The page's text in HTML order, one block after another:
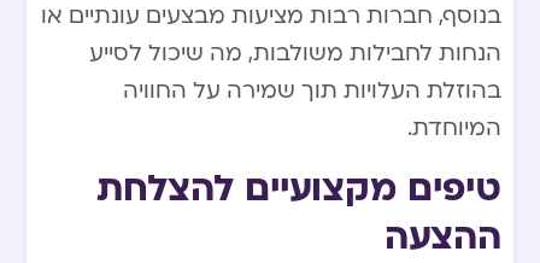
בנוסף, חברות רבות מציעות מבצעים עונתיים או
הנחות לחבילות משולבות, מה שיכול לסייע
בהוזלת העלויות תוך שמירה על החוויה
המיוחדת.
טיפים מקצועיים להצלחת
ההצעה